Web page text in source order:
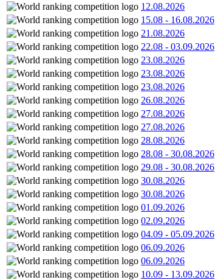
12.08.2026
15.08 - 16.08.2026
21.08.2026
22.08 - 03.09.2026
23.08.2026
23.08.2026
23.08.2026
26.08.2026
27.08.2026
27.08.2026
28.08.2026
28.08 - 30.08.2026
29.08 - 30.08.2026
30.08.2026
30.08.2026
01.09.2026
02.09.2026
04.09 - 05.09.2026
06.09.2026
06.09.2026
10.09 - 13.09.2026